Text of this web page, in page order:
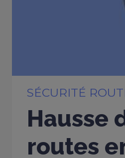
SÉCURITÉ
Hausse
routes